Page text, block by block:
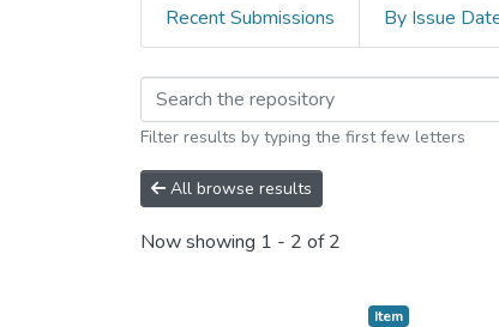
Recent Submissions By Issue
Browsing Mención
Filter results by typing the first few letters
All browse results
Now showing 1 - 2 of 2
Item